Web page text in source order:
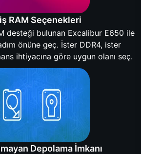
RAM Seçenekleri
desteği bulunan Excalibur E650 ile
önüne geç. İster DDR4, ister
ihtiyacına göre uygun olanı seç.
Depolama İmkanı